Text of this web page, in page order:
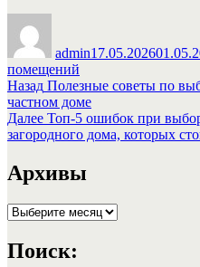
admin17.05.2026
помещений
Навигация
по
записям
Назад Предыдущая
запись:
Полезные советы по
частном доме
Далее Следующая
запись:
Топ-5 ошибок при
загородного дома, которых
Архивы
Архивы
Поиск: